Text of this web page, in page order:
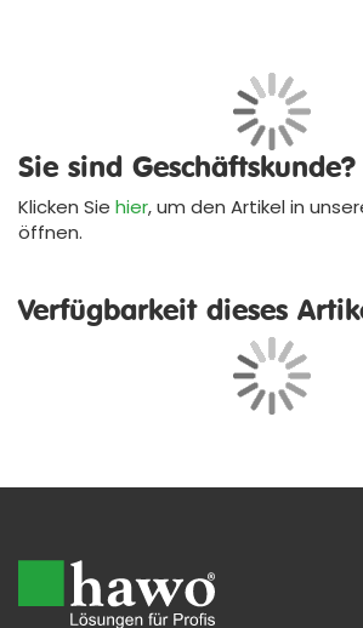
Sie sind Geschäftskunde?
Klicken Sie hier, um den Artikel in
öffnen.
Verfügbarkeit dieses